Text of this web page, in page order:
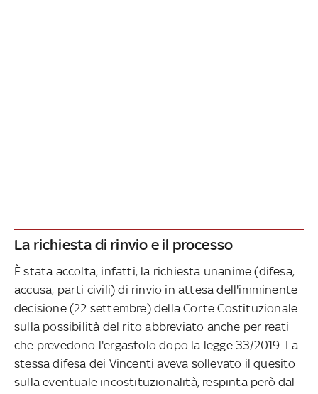
La richiesta di rinvio e il processo
È stata accolta, infatti, la richiesta unanime (difesa,
accusa, parti civili) di rinvio in attesa dell'imminente
decisione (22 settembre) della Corte Costituzionale
sulla possibilità del rito abbreviato anche per reati
che prevedono l'ergastolo dopo la legge 33/2019. La
stessa difesa dei Vincenti aveva sollevato il quesito
sulla eventuale incostituzionalità, respinta però dal